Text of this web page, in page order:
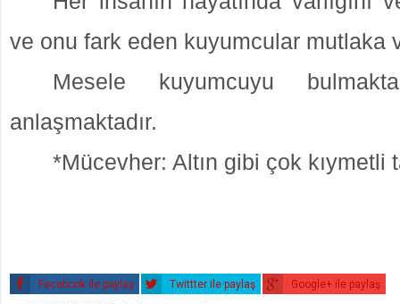
ve onu fark eden kuyumcular mutlaka
Mesele kuyumcuyu
anlaşmaktadır.
*Mücevher: Altın gibi çok kıymetli
Facebook ile paylaş Twittter ile paylaş Google+ ile paylaş